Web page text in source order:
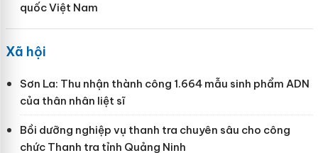
quốc Việt Nam
Xã hội
Sơn La: Thu nhận thành công 1.664 mẫu sinh phẩm ADN
của thân nhân liệt sĩ
Bồi dưỡng nghiệp vụ thanh tra chuyên sâu cho công
chức Thanh tra tỉnh Quảng Ninh